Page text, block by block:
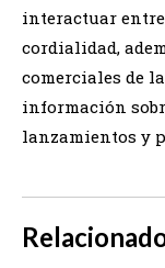
interactuar
cordialidad,
comerciales de
información
lanzamientos y